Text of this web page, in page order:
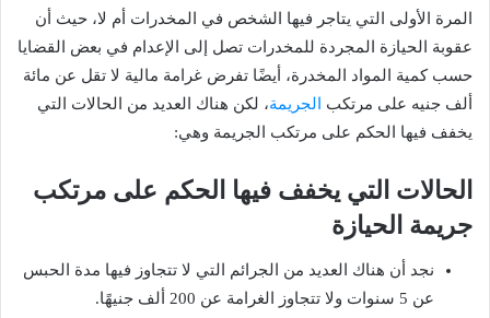
المرة الأولى التي يتاجر فيها الشخص في المخدرات أم لا، حيث أن
عقوبة الحيازة المجردة للمخدرات تصل إلى الإعدام في بعض القضايا
حسب كمية المواد المخدرة، أيضًا تفرض غرامة مالية لا تقل عن مائة
ألف جنيه على مرتكب
الجريمة، لكن هناك العديد من الحالات التي
يخفف فيها الحكم على مرتكب الجريمة وهي:
الحالات التي يخفف فيها الحكم على مرتكب
جريمة الحيازة
نجد أن هناك العديد من الجرائم التي لا تتجاوز فيها مدة الحبس
عن 5 سنوات ولا تتجاوز الغرامة عن 200 ألف جنيهًا.